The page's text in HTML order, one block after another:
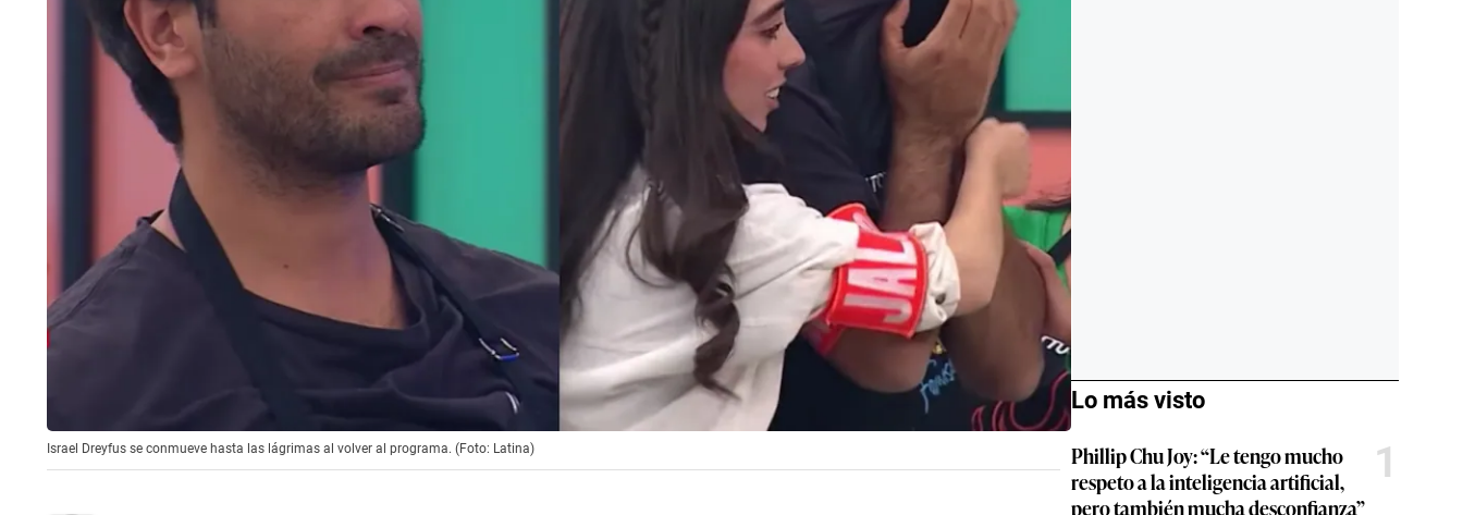
Israel Dreyfus se conmueve hasta las lágrimas al volver al programa. (Foto: Latina)
Lo más visto
Phillip Chu Joy: “Le tengo mucho
respeto a la inteligencia artificial,
pero también mucha desconfianza”
1